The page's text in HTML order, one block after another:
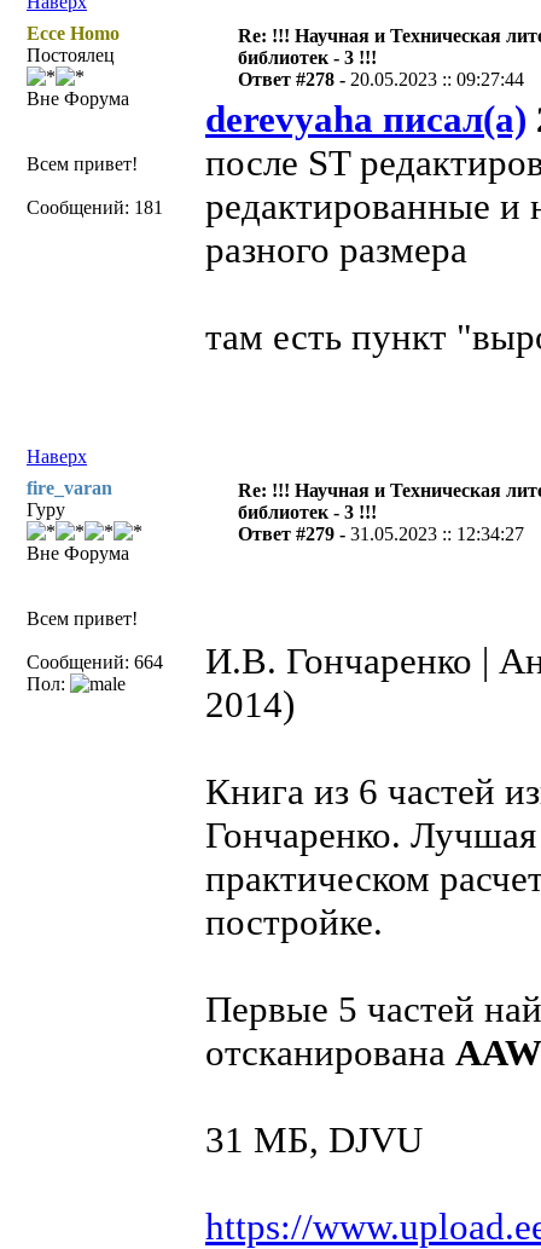
Ecce Homo
Постоялец
Вне Форума
Всем привет!
Сообщений: 181
Re: !!! Научная и Техническая
библиотек - 3 !!!
Ответ #278 - 20.05.2023 :: 09:27:44
derevyaha писал(а)
после ST
редактированные и
разного размера
там есть пункт
Наверх
fire_varan
Гуру
Вне Форума
Всем привет!
Сообщений: 664
Пол:
Re: !!! Научная и Техническая
библиотек - 3 !!!
Ответ #279 -31.05.2023 :: 12:34:27
И.В. Гончаренко |
2014)
Книга из 6 частей
Гончаренко.
практическом
постройке.
Первые 5 частей
отсканирована AAW
31 МБ, DJVU
https://